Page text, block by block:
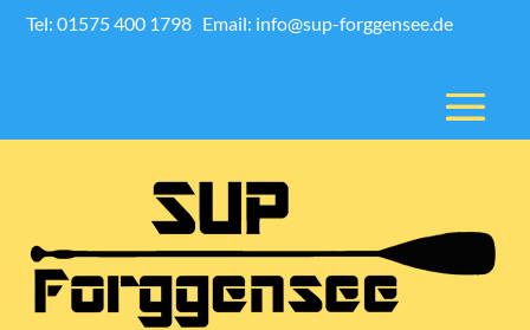
Tel: 01575 400 1798 Email: info@sup-forggensee.de